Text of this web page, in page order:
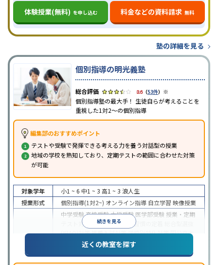
体験授業(無料) を申し込む 料金などの資料請求 無料
塾の詳細を見る
個別指導の明光義塾
3.6（53件） ※
個別指導塾の最大手！ 生徒自らが考えることを
重視した1対2〜の個別指導
編集部のおすすめポイント
テストや受験で発揮できる考える力を養う対話型の授業
地域の学校を熟知しており、定期テストの範囲に合わせた対策
が可能
続きを見る
対象学年 小1 ~ 6 中1 ~ 3 高1 ~ 3 浪人生
授業形式
個別指導(1対2~) オンライン指導 自立学習 映像授業
中学受験高校受験大学受験 医学部受験 授業・定期
テスト対策
内申点対策 学習習慣の定着
(旧AO)対策推薦入試対策学校別特化対策国公立大
私大対策共通テスト対策
英語・英会話特化
近くの教室を探す